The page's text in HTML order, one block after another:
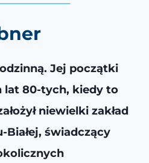
Jej początki
lat 80-tych, kiedy to
niewielki zakład
świadczący